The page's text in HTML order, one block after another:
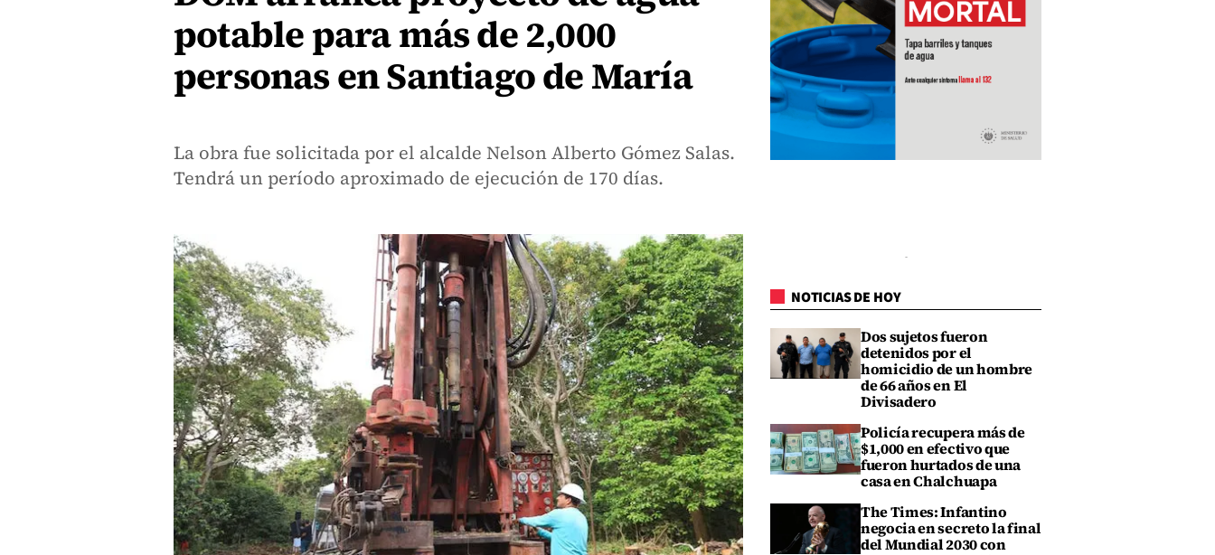
potable para más de 2,000
personas en Santiago de María
La obra fue solicitada por el alcalde Nelson Alberto Gómez Salas.
Tendrá un período aproximado de ejecución de 170 días.
NOTICIAS DE HOY
Dos sujetos fueron
detenidos por el
homicidio de un hombre
de 66 años en El
Divisadero
Policía recupera más de
$1,000 en efectivo que
fueron hurtados de una
casa en Chalchuapa
The Times: Infantino
negocia en secreto la final
del Mundial 2030 con